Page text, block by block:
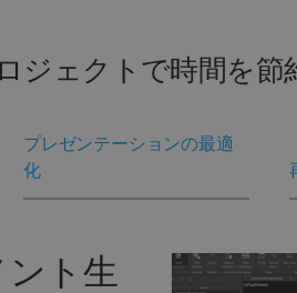
ジェクトで時間を節
ト生
プレゼンテーションの最適
化